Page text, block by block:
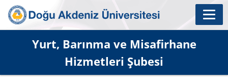
Yurt, Barınma ve Misafirhane
Hizmetleri Şubesi